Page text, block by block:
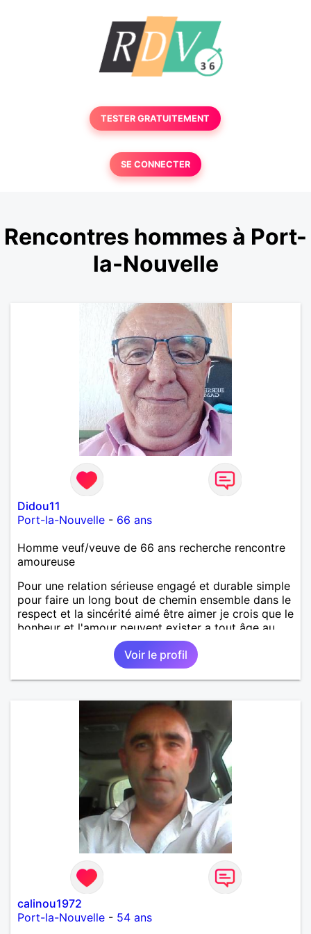
TESTER GRATUITEMENT
SE CONNECTER
Rencontres hommes à Port-
la-Nouvelle
Didou11
Port-la-Nouvelle - 66 ans
Homme veuf/veuve de 66 ans recherche rencontre
amoureuse
Pour une relation sérieuse engagé et durable simple
pour faire un long bout de chemin ensemble dans le
respect et la sincérité aimé être aimer je crois que le
bonheur et l'amour peuvent exister a tout âge au
Voir le profil
calinou1972
Port-la-Nouvelle - 54 ans